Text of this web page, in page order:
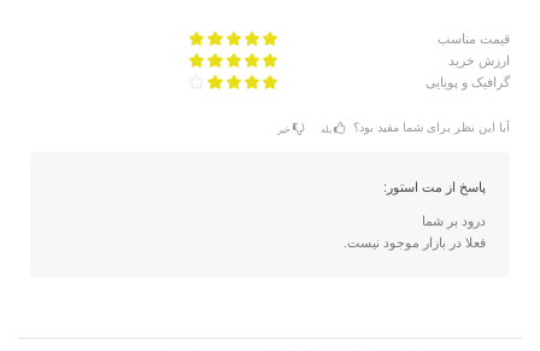
قیمت مناسب
ارزش خرید
گرافیک و پویایی
آیا این نظر برای شما مفید بود؟ بله خیر
پاسخ از مت استور:
درود بر شما
فعلا در بازار موجود نیست.